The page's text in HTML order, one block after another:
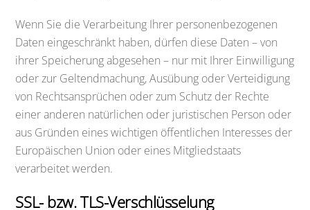
Wenn Sie die Verarbeitung Ihrer personenbezogenen
Daten eingeschränkt haben, dürfen diese Daten – von
ihrer Speicherung abgesehen – nur mit Ihrer Einwilligung
oder zur Geltendmachung, Ausübung oder Verteidigung
von Rechtsansprüchen oder zum Schutz der Rechte
einer anderen natürlichen oder juristischen Person oder
aus Gründen eines wichtigen öffentlichen Interesses der
Europäischen Union oder eines Mitgliedstaats
verarbeitet werden.
SSL- bzw. TLS-Verschlüsselung